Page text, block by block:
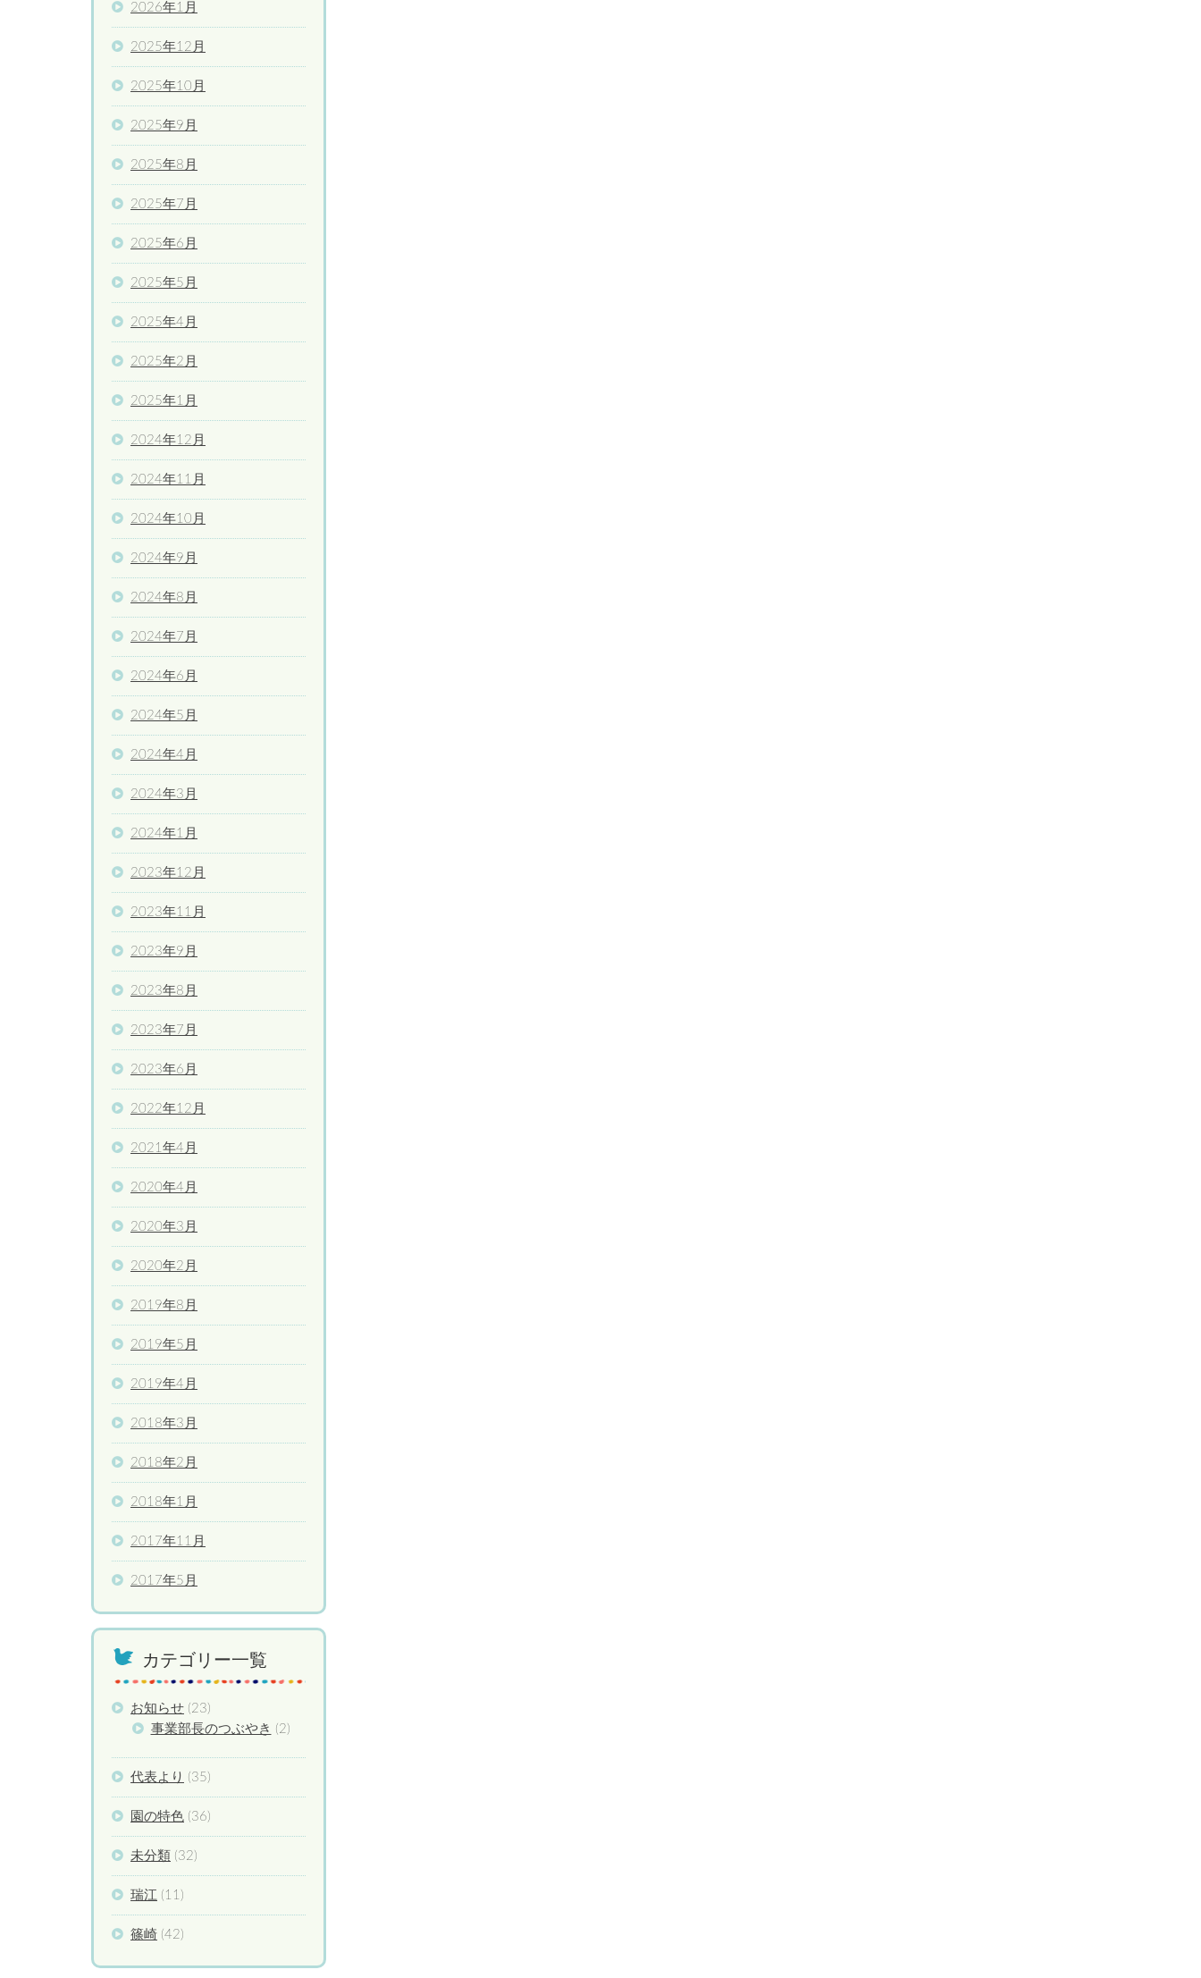
2026年1月
2025年12月
2025年10月
2025年9月
2025年8月
2025年7月
2025年6月
2025年5月
2025年4月
2025年2月
2025年1月
2024年12月
2024年11月
2024年10月
2024年9月
2024年8月
2024年7月
2024年6月
2024年5月
2024年4月
2024年3月
2024年1月
2023年12月
2023年11月
2023年9月
2023年8月
2023年7月
2023年6月
2022年12月
2021年4月
2020年4月
2020年3月
2020年2月
2019年8月
2019年5月
2019年4月
2018年3月
2018年2月
2018年1月
2017年11月
2017年5月
カテゴリー一覧
お知らせ (23)
事業部長のつぶやき (2)
代表より (35)
園の特色 (36)
未分類 (32)
瑞江 (11)
篠崎 (42)